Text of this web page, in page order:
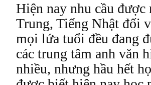
Hiện nay nhu cầu
Trung, Tiếng Nhật đối
mọi lứa tuổi đều đang
các trung tâm anh văn
nhiều, nhưng hầu hết